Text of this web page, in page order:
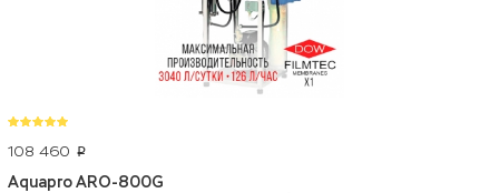
108 460 p
Aquapro ARO-800G